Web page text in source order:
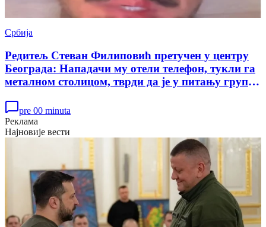
Србија
Редитељ Стеван Филиповић претучен у центру
Београда: Нападачи му отели телефон, тукли га
металном столицом, тврди да је у питању група
pre 00 minuta
Реклама
Најновије вести